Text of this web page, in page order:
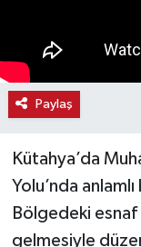
Paylaş
Kütahya’da
Yolu’nda
Bölgedeki esnaf
gelmesiyle
Resmi
Sağlık
Siyaset
Spor